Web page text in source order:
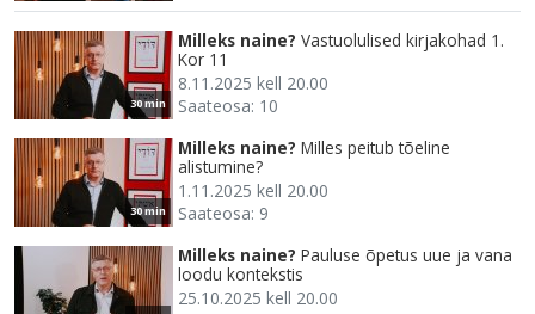
30 min
Milleks naine? Vastuolulised kirjakohad 1.
Kor 11
8.11.2025 kell 20.00
Saateosa: 10
30 min
Milleks naine? Milles peitub tõeline
alistumine?
1.11.2025 kell 20.00
Saateosa: 9
Milleks naine? Pauluse õpetus uue ja vana
loodu kontekstis
25.10.2025 kell 20.00